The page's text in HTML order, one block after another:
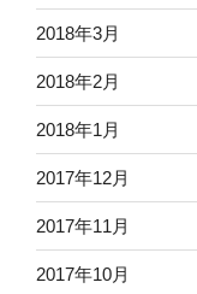
2018年3月
2018年2月
2018年1月
2017年12月
2017年11月
2017年10月